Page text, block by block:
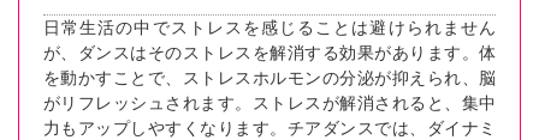
日常生活の中でストレスを感じることは避けられません
が、ダンスはそのストレスを解消する効果があります。体
を動かすことで、ストレスホルモンの分泌が抑えられ、脳
がリフレッシュされます。ストレスが解消されると、集中
力もアップしやすくなります。チアダンスでは、ダイナミ